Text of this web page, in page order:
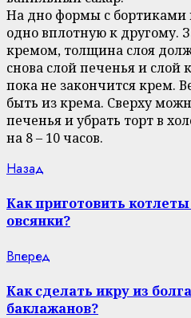
На дно формы с бортиками
одно вплотную к другому.
кремом, толщина слоя
снова слой печенья и слой
пока не закончится крем.
быть из крема. Сверху
печенья и убрать торт в
на 8 – 10 часов.
Continue
Reading
Назад
Как приготовить
овсянки?
Вперед
Как сделать икру из
баклажанов?